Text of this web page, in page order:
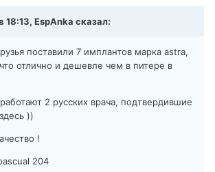
18:13, EspAnka сказал:
поставили 7 имплантов марка astra,
отлично и дешевле чем в питере в
2 русских врача, подтвердившие
))
!
204